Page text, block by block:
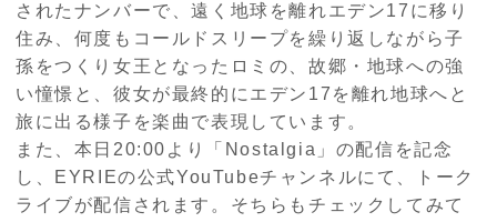
されたナンバーで、遠く地球を離れエデン17に移り
住み、何度もコールドスリープを繰り返しながら子
孫をつくり女王となったロミの、故郷・地球への強
い憧憬と、彼女が最終的にエデン17を離れ地球へと
旅に出る様子を楽曲で表現しています。
また、本日20:00より「Nostalgia」の配信を記念
し、EYRIEの公式YouTubeチャンネルにて、トーク
ライブが配信されます。そちらもチェックしてみて